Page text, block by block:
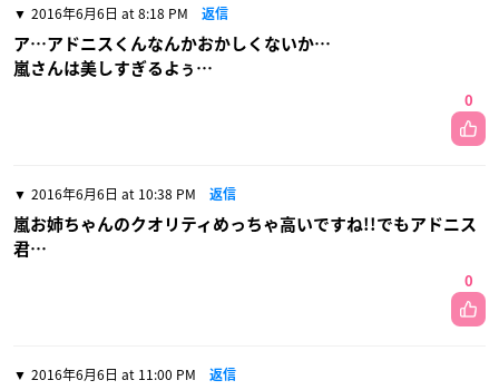
2016年6月6日 at 8:18 PM 返信
ア…アドニスくんなんかおかしくないか…
嵐さんは美しすぎるよぅ…
0
2016年6月6日 at 10:38 PM 返信
嵐お姉ちゃんのクオリティめっちゃ高いですね!!でもアドニス
君…
0
2016年6月6日 at 11:00 PM 返信